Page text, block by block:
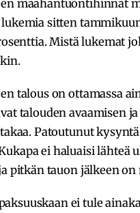
maahantuontihinnat
sitten
Mistä lukemat
talous on ottamassa
talouden avaamisen
Patoutunut
ei haluaisi lähteä
pitkän tauon jälkeen on
ei tule